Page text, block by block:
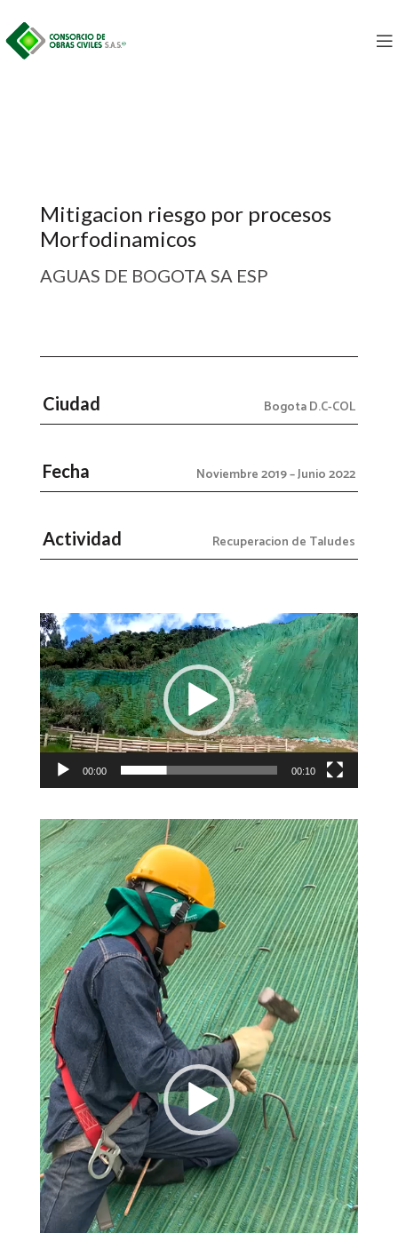
Reproductor
de
vídeo
00:00 00:10
Reproductor
de
vídeo
Mitigacion riesgo por procesos
Morfodinamicos
AGUAS DE BOGOTA SA ESP
Ciudad Bogota D.C-COL
Fecha Noviembre 2019 – Junio 2022
Actividad Recuperacion de Taludes